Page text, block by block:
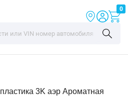
0
3K аэр Ароматная